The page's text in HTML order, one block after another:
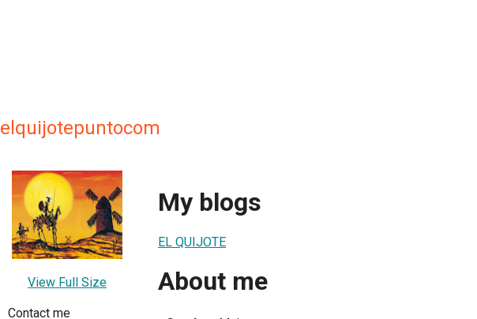
elquijotepuntocom
View Full Size
Contact me
My blogs
EL QUIJOTE
About me